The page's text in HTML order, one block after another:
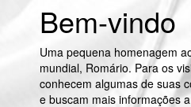
Bem-vindo
Uma pequena homenagem
mundial, Romário. Para os
conhecem algumas de suas
e buscam mais informações